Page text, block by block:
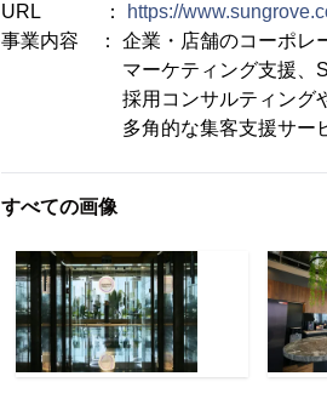
URL ：
https://
事業内容 ： 企業・店舗のコーポレ
マーケティング支援、SEM事
採用コンサルティングや人
多角的な集客支援サービ
すべての画像